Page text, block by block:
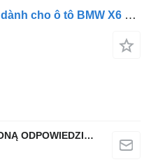
Thanh giằng LEWY 6881807 dành cho ô tô BMW X6 G06 X5 G05
QINDITO SPÓŁKA Z OGRANICZONĄ ODPOWIEDZIALNOŚCIĄ